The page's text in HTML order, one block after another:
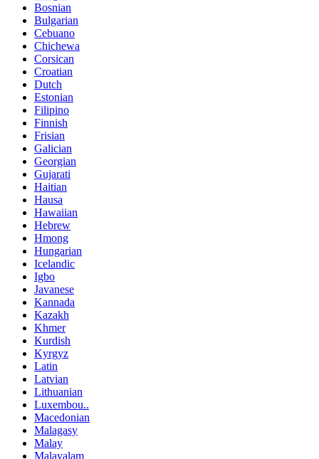
Bosnian
Bulgarian
Cebuano
Chichewa
Corsican
Croatian
Dutch
Estonian
Filipino
Finnish
Frisian
Galician
Georgian
Gujarati
Haitian
Hausa
Hawaiian
Hebrew
Hmong
Hungarian
Icelandic
Igbo
Javanese
Kannada
Kazakh
Khmer
Kurdish
Kyrgyz
Latin
Latvian
Lithuanian
Luxembou..
Macedonian
Malagasy
Malay
Malayalam